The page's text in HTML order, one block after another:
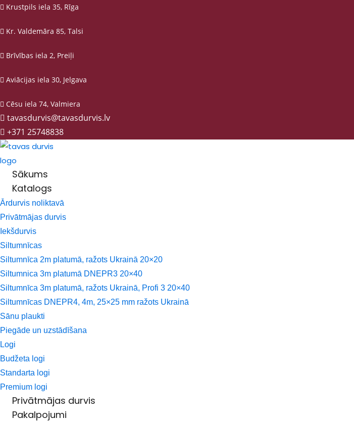
Krustpils iela 35, Rīga
Kr. Valdemāra 85, Talsi
Brīvības iela 2, Preiļi
Aviācijas iela 30, Jelgava
Cēsu iela 74, Valmiera
tavasdurvis@tavasdurvis.lv
+371 25748838
Sākums
Katalogs
Ārdurvis noliktavā
Privātmājas durvis
Iekšdurvis
Siltumnīcas
Siltumnīca 2m platumā, ražots Ukrainā 20×20
Siltumnica 3m platumā DNEPR3 20×40
Siltumnīca 3m platumā, ražots Ukrainā, Profi 3 20×40
Siltumnīcas DNEPR4, 4m, 25×25 mm ražots Ukrainā
Sānu plaukti
Piegāde un uzstādīšana
Logi
Budžeta logi
Standarta logi
Premium logi
Privātmājas durvis
Pakalpojumi